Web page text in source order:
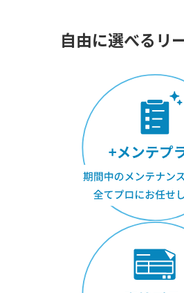
自由に選べるリ